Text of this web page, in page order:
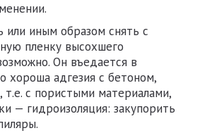
или иным образом снять с
пленку высохшего
Он въедается в
хороша адгезия с бетоном,
с пористыми материалами,
— гидроизоляция: закупорить